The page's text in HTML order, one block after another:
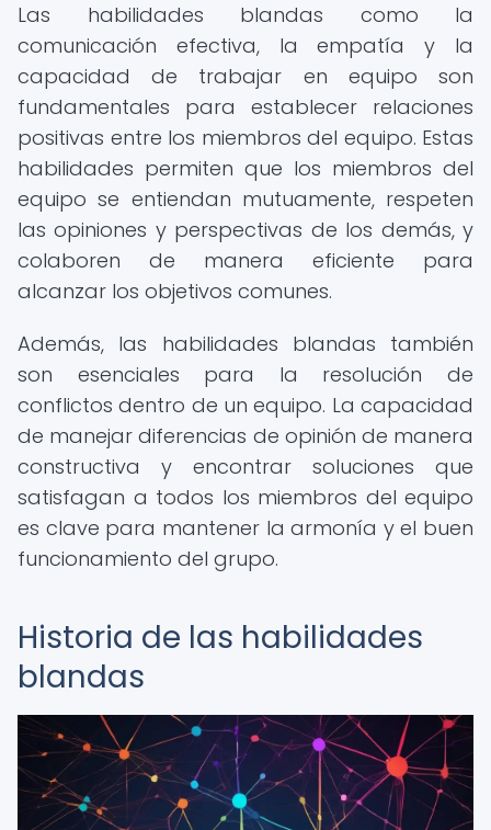
Las habilidades blandas como la
comunicación efectiva, la empatía y la
capacidad de trabajar en equipo son
fundamentales para establecer relaciones
positivas entre los miembros del equipo. Estas
habilidades permiten que los miembros del
equipo se entiendan mutuamente, respeten
las opiniones y perspectivas de los demás, y
colaboren de manera eficiente para
alcanzar los objetivos comunes.
Además, las habilidades blandas también
son esenciales para la resolución de
conflictos dentro de un equipo. La capacidad
de manejar diferencias de opinión de manera
constructiva y encontrar soluciones que
satisfagan a todos los miembros del equipo
es clave para mantener la armonía y el buen
funcionamiento del grupo.
Historia de las habilidades
blandas